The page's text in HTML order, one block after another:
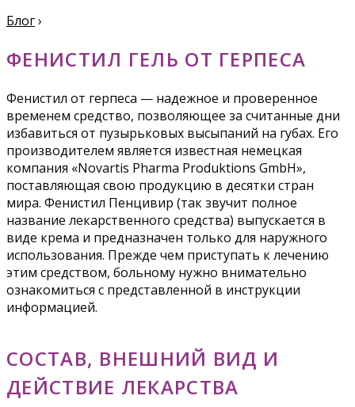
Блог›
ФЕНИСТИЛ ГЕЛЬ ОТ ГЕРПЕСА
Фенистил от герпеса — надежное и проверенное
временем средство, позволяющее за считанные дни
избавиться от пузырьковых высыпаний на губах. Его
производителем является известная немецкая
компания «Novartis Pharma Produktions GmbH»,
поставляющая свою продукцию в десятки стран
мира. Фенистил Пенцивир (так звучит полное
название лекарственного средства) выпускается в
виде крема и предназначен только для наружного
использования. Прежде чем приступать к лечению
этим средством, больному нужно внимательно
ознакомиться с представленной в инструкции
информацией.
СОСТАВ, ВНЕШНИЙ ВИД И
ДЕЙСТВИЕ ЛЕКАРСТВА